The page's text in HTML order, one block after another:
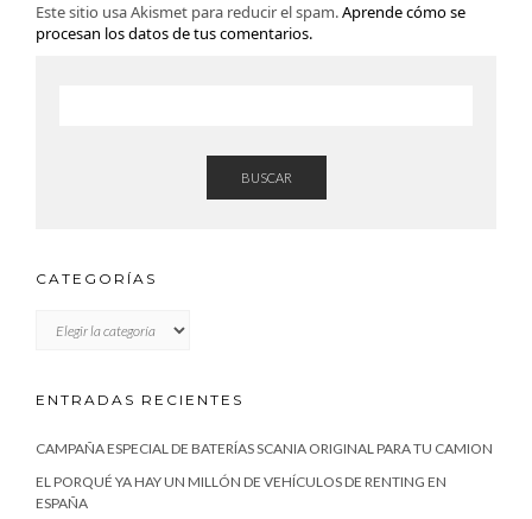
Este sitio usa Akismet para reducir el spam.Aprende cómo se
procesan los datos de tus comentarios.
BUSCAR
CATEGORÍAS
ENTRADAS RECIENTES
CAMPAÑA ESPECIAL DE BATERÍAS SCANIA ORIGINAL PARA TU CAMION
EL PORQUÉ YA HAY UN MILLÓN DE VEHÍCULOS DE RENTING EN
ESPAÑA